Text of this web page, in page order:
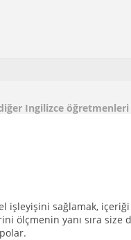
işleyişini sağlamak,
ölçmenin yanı sıra
Ingilizce öğretmenleri
mezunuyum.Okul öncesi
Ortagazi Mahalles...
Orta Seviye Öğrenciler İçin...